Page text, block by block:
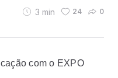
3 min 24 0
com o EXPO